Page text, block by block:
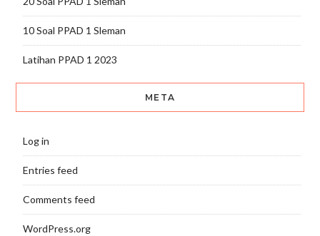
10 Soal PPAD 1 Sleman
Latihan PPAD 1 2023
META
Log in
Entries feed
Comments feed
WordPress.org